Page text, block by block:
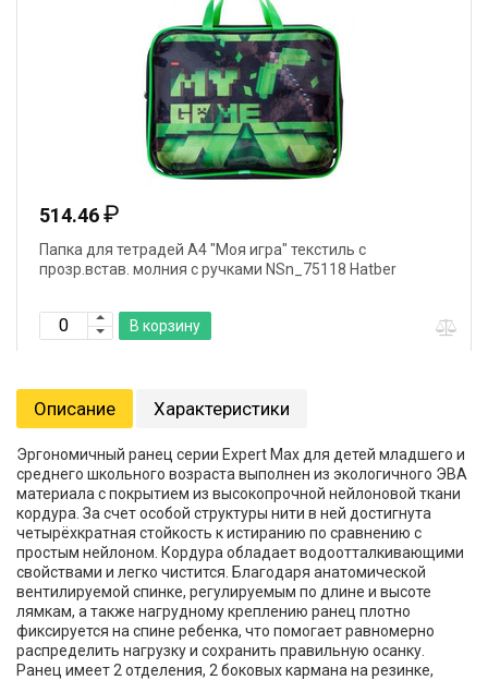
514.46₽
Папка для тетрадей А4 "Моя игра" текстиль с
прозр.встав. молния с ручками NSn_75118 Hatber
В корзину
Описание Характеристики
Эргономичный ранец серии Expert Max для детей младшего и
среднего школьного возраста выполнен из экологичного ЭВА
материала с покрытием из высокопрочной нейлоновой ткани
кордура. За счет особой структуры нити в ней достигнута
четырёхкратная стойкость к истиранию по сравнению с
простым нейлоном. Кордура обладает водоотталкивающими
свойствами и легко чистится. Благодаря анатомической
вентилируемой спинке, регулируемым по длине и высоте
лямкам, а также нагрудному креплению ранец плотно
фиксируется на спине ребенка, что помогает равномерно
распределить нагрузку и сохранить правильную осанку.
Ранец имеет 2 отделения, 2 боковых кармана на резинке,